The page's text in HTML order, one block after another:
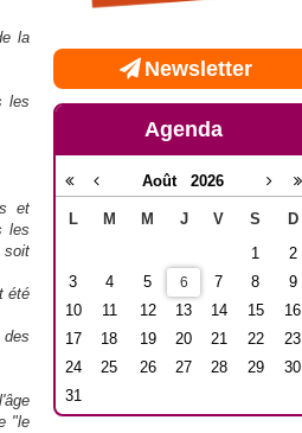
la
les
et
les
soit
été
"le
Newsletter
Agenda
Août 2026
L M M J V S
D
1
2
3
4 5 6 7 8
9
10
11 12 13 14 15
16
17
18 19 20 21 22
23
24
25 26 27 28 29
30
31